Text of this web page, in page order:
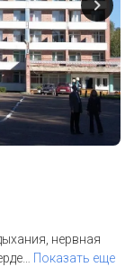
нервная
… Показать еще